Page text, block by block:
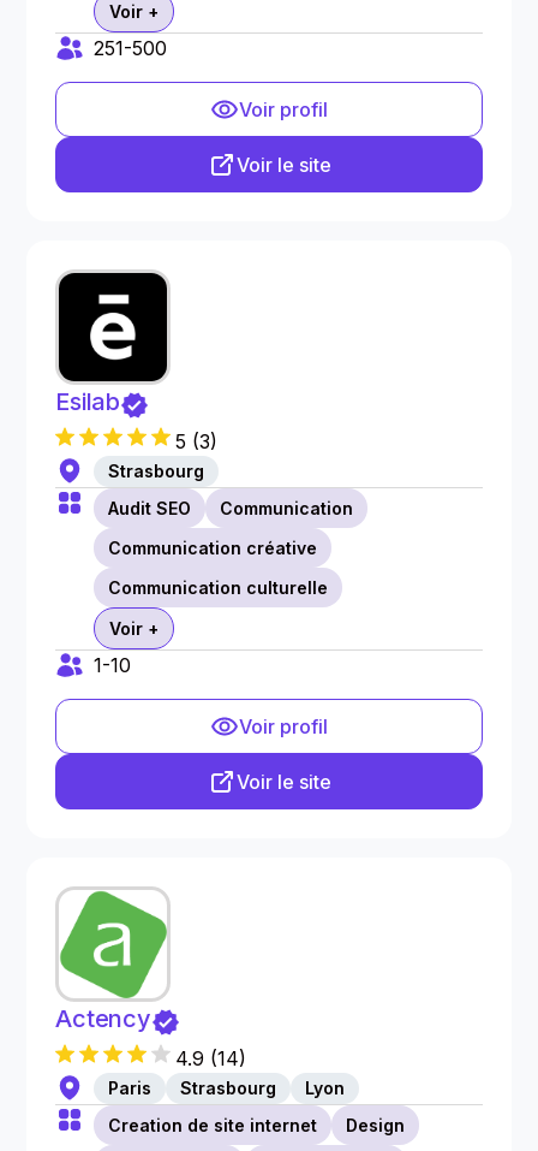
Voir +
251-500
Voir profil
Voir le site
Esilab
5 (3)
Strasbourg
Audit SEO
Communication
Communication créative
Communication culturelle
Voir +
1-10
Voir profil
Voir le site
Actency
4.9 (14)
Paris Strasbourg
Lyon
Creation de site internet
Design